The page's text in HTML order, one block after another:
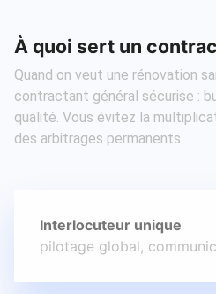
À quoi sert un
Quand on veut une rénovation
contractant général sécurise :
qualité. Vous évitez la
des arbitrages permanents.
Interlocuteur unique
pilotage global,